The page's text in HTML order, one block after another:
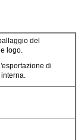
del
logo.
di